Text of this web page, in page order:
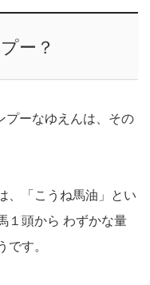
ー？
プーなゆえんは、その
、「こうね馬油」とい
１頭から わずかな量
です。